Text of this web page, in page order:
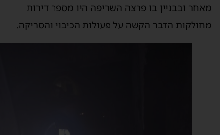
ובבניין בו פרצה השריפה היו מספר דירות
הדבר הקשה על פעולות הכיבוי והסריקה.